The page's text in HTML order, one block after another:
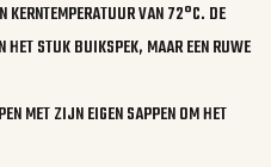
KERNTEMPERATUUR VAN 72°C. DE
HET STUK BUIKSPEK, MAAR EEN RUWE
MET ZIJN EIGEN SAPPEN OM HET